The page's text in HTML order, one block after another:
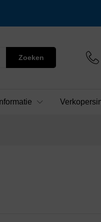
Zoeken